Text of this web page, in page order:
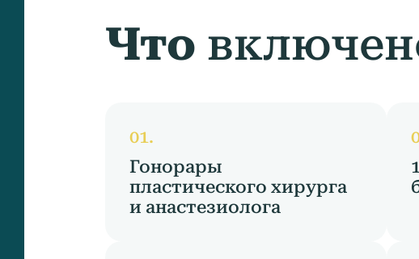
Что
Гонорары
пластического хирурга
и анастезиолога